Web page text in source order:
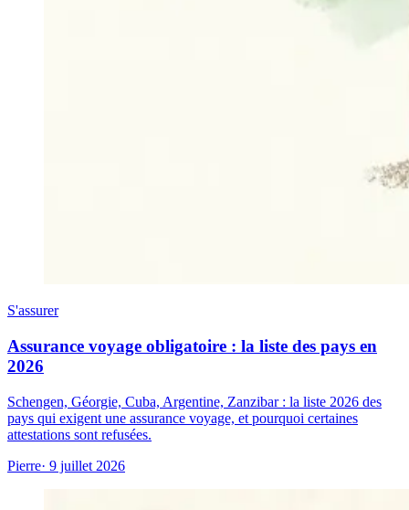
S'assurer
Assurance voyage obligatoire : la liste des pays en
2026
Schengen, Géorgie, Cuba, Argentine, Zanzibar : la liste 2026 des
pays qui exigent une assurance voyage, et pourquoi certaines
attestations sont refusées.
Pierre· 9 juillet 2026